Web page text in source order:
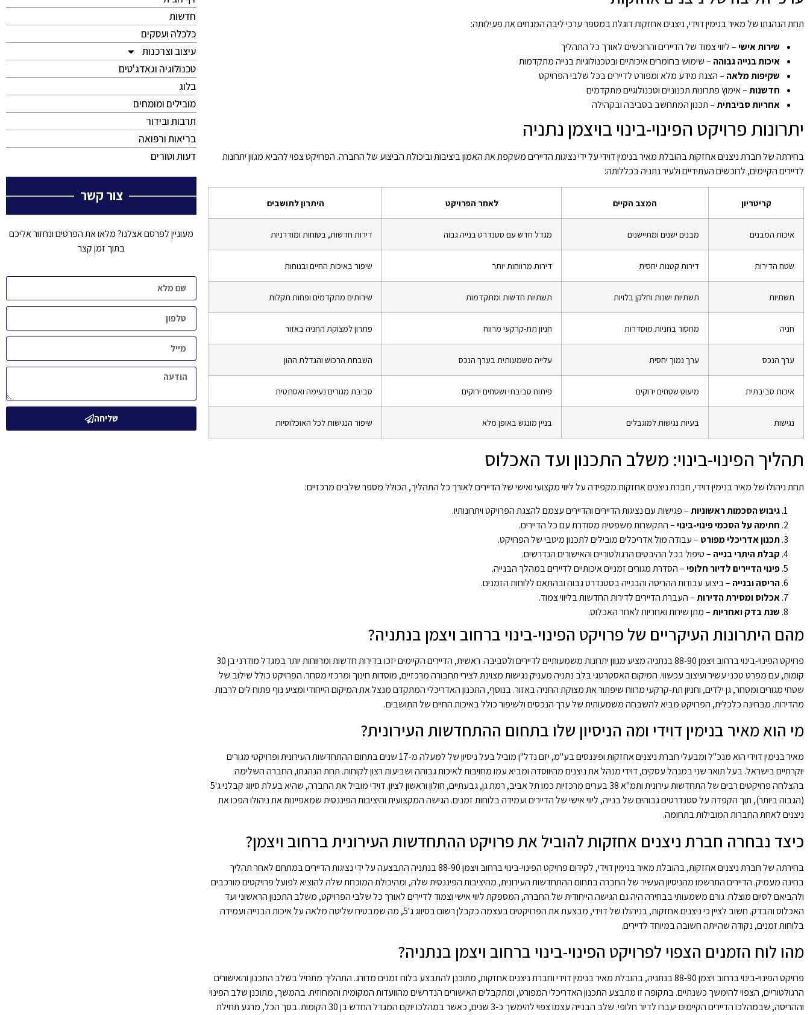
תחת הנהגתו של מאיר בנימין דוידי, ניצנים אחזקות דוגלת במספר ערכי ליבה המנחים את פעילותה:
שירות אישי– ליווי צמוד של הדיירים והרוכשים לאורך כל התהליך
איכות בנייה גבוהה – שימוש בחומרים איכותיים ובטכנולוגיות בנייה מתקדמות
שקיפות מלאה – הצגת מידע מלא ומפורט לדיירים בכל שלבי הפרויקט
חדשנות– אימוץ פתרונות תכנוניים וטכנולוגיים מתקדמים
אחריות סביבתית– תכנון המתחשב בסביבה ובקהילה
יתרונות פרויקט הפינוי-בינוי בויצמן נתניה
בחירתה של חברת ניצנים אחזקות בהובלת מאיר בנימין דוידי על ידי נציגות הדיירים משקפת את האמון ביציבות וביכולת הביצוע של החברה. הפרויקט צפוי להביא מגוון יתרונות
לדיירים הקיימים, לרוכשים העתידיים ולעיר נתניה בכללותה:
קריטריון המצב הקיים לאחר הפרויקט היתרון לתושבים
איכות המבנים מבנים ישנים ומתיישנים מגדל חדש עם סטנדרט בנייה גבוה דירות חדשות, בטוחות ומודרניות
שטח הדירות דירות קטנות יחסית דירות מרווחות יותר שיפור באיכות החיים ובנוחות
תשתיות תשתיות ישנות וחלקן בלויות תשתיות חדשות ומתקדמות שירותים מתקדמים ופחות תקלות
חניה מחסור בחניות מוסדרות חניון תת-קרקעי מרווח פתרון למצוקת החניה באזור
ערך הנכס ערך נמוך יחסית עלייה משמעותית בערך הנכס השבחת הרכוש והגדלת ההון
איכות סביבתית מיעוט שטחים ירוקים פיתוח סביבתי ושטחים ירוקים סביבת מגורים נעימה ואסתטית
נגישות בעיות נגישות למוגבלים בניין מונגש באופן מלא שיפור הנגישות לכל האוכלוסיות
תהליך הפינוי-בינוי: משלב התכנון ועד האכלוס
תחת ניהולו של מאיר בנימין דוידי, חברת ניצנים אחזקות מקפידה על ליווי מקצועי ואישי של הדיירים לאורך כל התהליך, הכולל מספר שלבים מרכזיים:
גיבוש הסכמות ראשוניות– פגישות עם נציגות הדיירים והדיירים עצמם להצגת הפרויקט ויתרונותיו.
חתימה על הסכמי פינוי-בינוי– התקשרות משפטית מסודרת עם כל הדיירים.
תכנון אדריכלי מפורט – עבודה מול אדריכלים מובילים לתכנון מיטבי של הפרויקט.
קבלת היתרי בנייה – טיפול בכל ההיבטים הרגולטוריים והאישורים הנדרשים.
פינוי הדיירים לדיור חלופי– הסדרת מגורים זמניים איכותיים לדיירים במהלך הבנייה.
הריסה ובנייה – ביצוע עבודות ההריסה והבנייה בסטנדרט גבוה ובהתאם ללוחות הזמנים.
אכלוס ומסירת הדירות– העברת הדיירים לדירות החדשות בליווי צמוד.
שנת בדק ואחריות– מתן שירות ואחריות לאחר האכלוס.
מהם היתרונות העיקריים של פרויקט הפינוי-בינוי ברחוב ויצמן בנתניה?
פרויקט הפינוי-בינוי ברחוב ויצמן 88-90 בנתניה מציע מגוון יתרונות משמעותיים לדיירים ולסביבה. ראשית, הדיירים הקיימים יזכו בדירות חדשות ומרווחות יותר במגדל מודרני בן 30
קומות, עם מפרט טכני עשיר ועיצוב עכשווי. המיקום האסטרטגי בלב נתניה מעניק נגישות מצוינת לצירי תחבורה מרכזיים, מוסדות חינוך ומרכזי מסחר. הפרויקט כולל שילוב של
שטחי מגורים ומסחר, גן ילדים, וחניון תת-קרקעי מרווח שיפתור את מצוקת החניה באזור. בנוסף, התכנון האדריכלי המתקדם מנצל את המיקום הייחודי ומציע נוף פתוח לים לרבות
מהדירות. מבחינה כלכלית, הפרויקט מביא להשבחה משמעותית של ערך הנכסים ולשיפור כולל באיכות החיים של התושבים.
מי הוא מאיר בנימין דוידי ומה הניסיון שלו בתחום ההתחדשות העירונית?
מאיר בנימין דוידי הוא מנכ"ל ומבעלי חברת ניצנים אחזקות ופיננסים בע"מ, יזם נדל"ן מוביל בעל ניסיון של למעלה מ-17 שנים בתחום ההתחדשות העירונית ופרויקטי מגורים
יוקרתיים בישראל. בעל תואר שני במנהל עסקים, דוידי מנהל את ניצנים מהיווסדה ומביא עמו מחויבות לאיכות גבוהה ושביעות רצון לקוחות. תחת הנהגתו, החברה השלימה
בהצלחה פרויקטים רבים של התחדשות עירונית ותמ"א 38 בערים מרכזיות כמו תל אביב, רמת גן, גבעתיים, חולון וראשון לציון. דוידי מוביל את החברה, שהיא בעלת סיווג קבלני ג'5
(הגבוה ביותר), תוך הקפדה על סטנדרטים גבוהים של בנייה, ליווי אישי של הדיירים ועמידה בלוחות זמנים. הגישה המקצועית והיציבות הפיננסית שמאפיינות את ניהולו הפכו את
ניצנים לאחת החברות המובילות בתחומה.
כיצד נבחרה חברת ניצנים אחזקות להוביל את פרויקט ההתחדשות העירונית ברחוב ויצמן?
בחירתה של חברת ניצנים אחזקות, בהובלת מאיר בנימין דוידי, לקידום פרויקט הפינוי-בינוי ברחוב ויצמן 88-90 בנתניה התבצעה על ידי נציגות הדיירים במתחם לאחר תהליך
בחינה מעמיק. הדיירים התרשמו מהניסיון העשיר של החברה בתחום ההתחדשות העירונית, מהיציבות הפיננסית שלה, ומהיכולת המוכחת שלה להוציא לפועל פרויקטים מורכבים
ולהביאם לסיום מוצלח. גורם משמעותי בבחירה היה גם הגישה הייחודית של החברה, המספקת ליווי אישי וצמוד לדיירים לאורך כל שלבי הפרויקט, משלב התכנון הראשוני ועד
האכלוס והבדק. חשוב לציין כי ניצנים אחזקות, בניהולו של דוידי, מבצעת את הפרויקטים בעצמה כקבלן רשום בסיווג ג'5, מה שמבטיח שליטה מלאה על איכות הבנייה ועמידה
בלוחות זמנים, נקודה שהייתה חשובה במיוחד לדיירים.
מהו לוח הזמנים הצפוי לפרויקט הפינוי-בינוי ברחוב ויצמן בנתניה?
פרויקט הפינוי-בינוי ברחוב ויצמן 88-90 בנתניה, בהובלת מאיר בנימין דוידי וחברת ניצנים אחזקות, מתוכנן להתבצע בלוח זמנים מדורג. התהליך מתחיל בשלב התכנון והאישורים
הרגולטוריים, הצפוי להימשך כשנתיים. בתקופה זו מתבצע התכנון האדריכלי המפורט, ומתקבלים האישורים הנדרשים מהוועדות המקומית והמחוזית. בהמשך, מתוכנן שלב הפינוי
וההריסה, שבמהלכו הדיירים הקיימים יעברו לדיור חלופי. שלב הבנייה עצמו צפוי להימשך כ-3 שנים, כאשר במהלכו יוקם המגדל החדש בן 30 הקומות. בסך הכל, מרגע תחילת
חדשות
כלכלה ועסקים
עיצוב וצרכנות
טכנולוגיה וגאדג'טים
בלוג
מובילים ומומחים
תרבות ובידור
בריאות ורפואה
דעות וטורים
צור קשר
מעוניין לפרסם אצלנו? מלאו את הפרטים ונחזור אליכם
בתוך זמן קצר
שליחה